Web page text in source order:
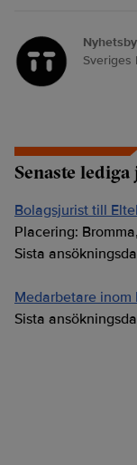
Sveriges
Senaste lediga
Bolagsjurist till
Placering:
Sista
Medarbetare
Sista